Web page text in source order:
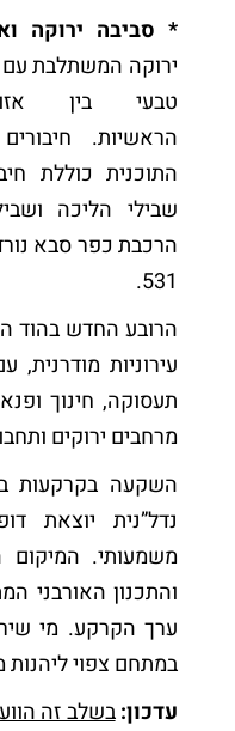
* סביבה ירוקה
ירוקה המשתלבת
טבעי בין
הראשיות.
שבילי הליכה
הרכבת כפר סבא
531.
הרובע החדש בהוד
עירוניות
תעסוקה, חינוך
מרחבים ירוקים
נדל”נית יוצאת
משמעותי.
והתכנון האורבני
ערך הקרקע. מי
במתחם צפוי ליהנות
עדכון:בשלב זה